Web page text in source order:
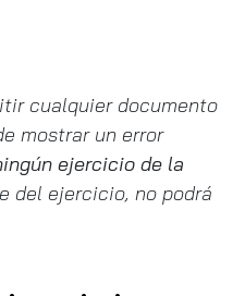
cualquier documento
mostrar un error
ejercicio de la
del ejercicio, no podrá